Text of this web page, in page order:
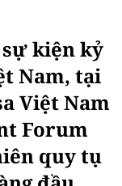
kiện kỷ
Nam, tại
Việt Nam
Forum
quy tụ